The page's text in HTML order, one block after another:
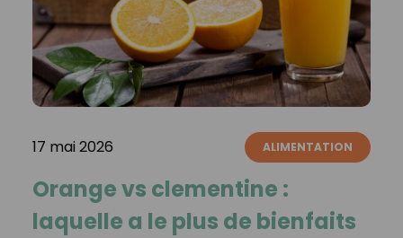
17 mai 2026 ALIMENTATION
Orange vs clementine :
laquelle a le plus de bienfaits